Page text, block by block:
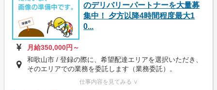
のデリバリーパートナーを大量募
集中！ 夕方以降4時間程度最大1
0...
月給350,000円～
和歌山市 / 登録の際に、希望配達エリアを選択いただき、
そのエリアでの業務を委託します（業務委託）。
仕事内容を見てみる ∨